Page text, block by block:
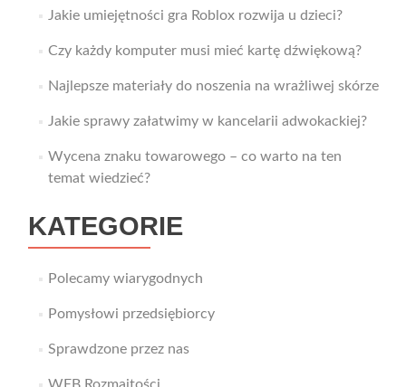
Jakie umiejętności gra Roblox rozwija u dzieci?
Czy każdy komputer musi mieć kartę dźwiękową?
Najlepsze materiały do noszenia na wrażliwej skórze
Jakie sprawy załatwimy w kancelarii adwokackiej?
Wycena znaku towarowego – co warto na ten
temat wiedzieć?
KATEGORIE
Polecamy wiarygodnych
Pomysłowi przedsiębiorcy
Sprawdzone przez nas